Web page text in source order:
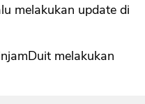
melakukan update di
melakukan